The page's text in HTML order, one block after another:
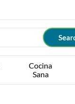
Cocina
Sana